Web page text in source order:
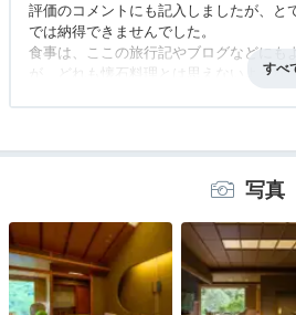
評価のコメントにも記入しましたが、と
では納得できませんでした。
食事は、ここの旅行記やブログなどにも
が、どれも懐石料理とは思えないような
客室ですが、天井が高いのは良かったの
ように、細かな部分に手が回っていない
露天風呂も、評価欄に記載の通り、掃除
１時チェックアウト、１３時チェックイ
いないようです。時間設定に無理がある
大浴場は、男性用の内湯（岩の浴槽の方
は足元の意志がごろごろして落ち着かず
ような質のお湯でした。女性用だった木
アクセス 3.0 コスパ 1.5 客室 3.0 接客対応
写真